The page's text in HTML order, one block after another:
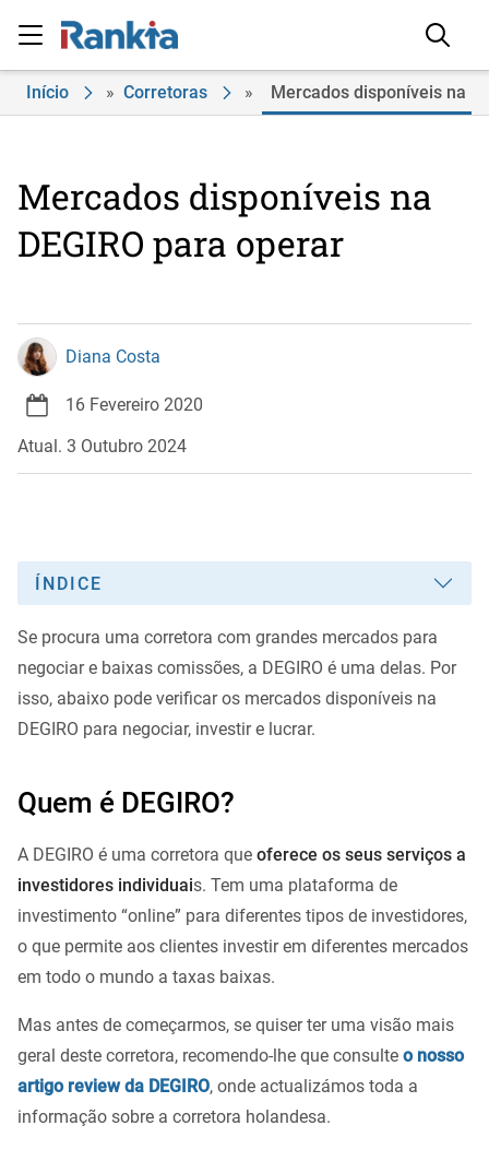
Início » Corretoras » Mercados disponíveis na
Mercados disponíveis na
DEGIRO para operar
Diana Costa
16 Fevereiro 2020
Atual. 3 Outubro 2024
ÍNDICE
Se procura uma corretora com grandes mercados para
negociar e baixas comissões, a DEGIRO é uma delas. Por
isso, abaixo pode verificar os mercados disponíveis na
DEGIRO para negociar, investir e lucrar.
Quem é DEGIRO?
A DEGIRO é uma corretora que oferece os seus serviços a
investidores individuais. Tem uma plataforma de
investimento “online” para diferentes tipos de investidores,
o que permite aos clientes investir em diferentes mercados
em todo o mundo a taxas baixas.
Mas antes de começarmos, se quiser ter uma visão mais
geral deste corretora, recomendo-lhe que consulte o nosso
artigo review da DEGIRO, onde actualizámos toda a
informação sobre a corretora holandesa.